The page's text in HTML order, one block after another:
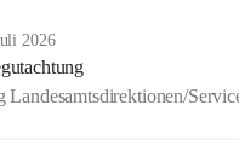
2026
Landesamtsdirektionen/